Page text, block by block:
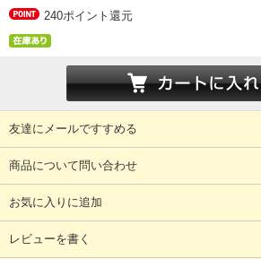
240ポイント還元
友達にメールですすめる
商品について問い合わせ
お気に入りに追加
レビューを書く